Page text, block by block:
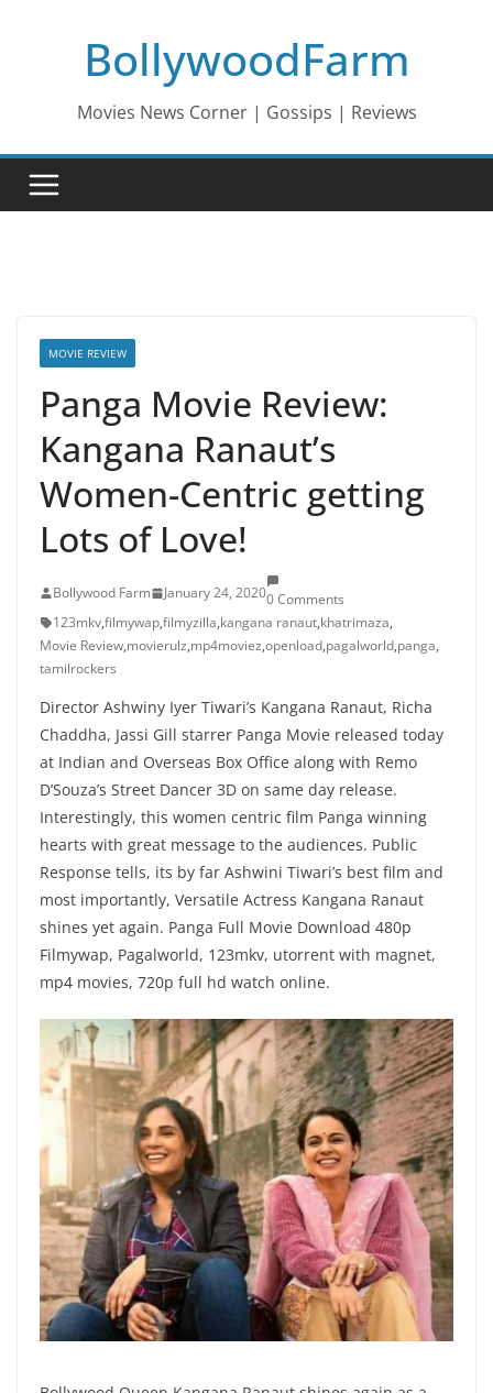
BollywoodFarm
Movies News Corner | Gossips | Reviews
MOVIE REVIEW
Panga Movie Review:
Kangana Ranaut’s
Women-Centric getting
Lots of Love!
Bollywood Farm January 24, 20200 Comments
123mkv,filmywap,filmyzilla,kangana ranaut,khatrimaza,
Movie Review,movierulz,mp4moviez,openload,pagalworld,panga,
tamilrockers
Director Ashwiny Iyer Tiwari’s Kangana Ranaut, Richa
Chaddha, Jassi Gill starrer Panga Movie released today
at Indian and Overseas Box Office along with Remo
D’Souza’s Street Dancer 3D on same day release.
Interestingly, this women centric film Panga winning
hearts with great message to the audiences. Public
Response tells, its by far Ashwini Tiwari’s best film and
most importantly, Versatile Actress Kangana Ranaut
shines yet again. Panga Full Movie Download 480p
Filmywap, Pagalworld, 123mkv, utorrent with magnet,
mp4 movies, 720p full hd watch online.